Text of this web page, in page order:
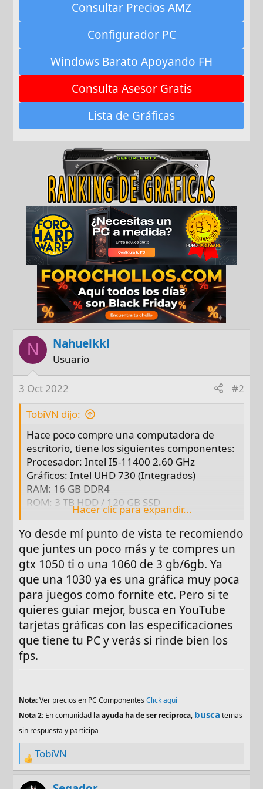
Consultar Precios AMZ
Configurador PC
Windows Barato Apoyando FH
Consulta Asesor Gratis
Lista de Gráficas
N Nahuelkkl
Usuario
3 Oct 2022
#2
TobiVN dijo:
Hace poco compre una computadora de
escritorio, tiene los siguientes componentes:
Procesador: Intel I5-11400 2.60 GHz
Gráficos: Intel UHD 730 (Integrados)
RAM: 16 GB DDR4
ROM: 3 TB HDD / 120 GB SSD
Tarjeta madre: Biostar H510MH/E 2.0
Y un amigo me esta vendiendo una GeForce
GT 1030 a $2,500, unos $125 dólares, pero
no se que podría jugar con esa grafica, con
los gráficos integrados casi no he tenido
problemas, solo en algunos juegos tiene
tirones, me quiero comprar una grafica
dedicada pero no se si esta bien la 1030 por
que hasta hace poco jugaba en Nintendo
Switch así que no se mucho de
computadoras.
Normalmente mi PC la uso para jugar juegos
sencillos como Muck, Terraria, Minecraft o
también para la universidad, desarrollo web
y poco mas, pero quería comenzar a jugar
juegos como Fortnite o Apex, pero no me
corren muy bien.
Lo que me gustaría saber es que si es una
Hacer clic para expandir...
Yo desde mí punto de vista te recomiendo
que juntes un poco más y te compres un
gtx 1050 ti o una 1060 de 3 gb/6gb. Ya
que una 1030 ya es una gráfica muy poca
para juegos como fornite etc. Pero si te
quieres guiar mejor, busca en YouTube
tarjetas gráficas con las especificaciones
que tiene tu PC y verás si rinde bien los
fps.
Nota:Ver precios en PC ComponentesClick aquí
Nota 2: En comunidad la ayuda ha de ser reciproca, busca temas
sin respuesta y participa
R
e
a
TobiVN